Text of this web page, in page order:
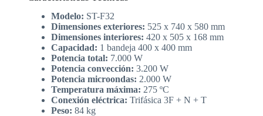
Modelo: ST-F32
Dimensiones exteriores: 525 x 740 x 580 mm
Dimensiones interiores: 420 x 505 x 168 mm
Capacidad: 1 bandeja 400 x 400 mm
Potencia total: 7.000 W
Potencia convección: 3.200 W
Potencia microondas: 2.000 W
Temperatura máxima: 275 ºC
Conexión eléctrica: Trifásica 3F + N + T
Peso: 84 kg